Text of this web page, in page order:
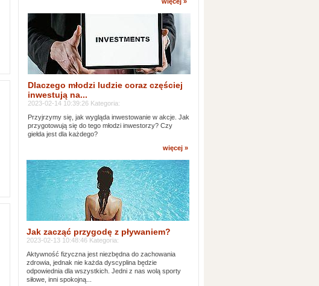
Dlaczego młodzi ludzie coraz częściej
inwestują na...
2023-02-14 10:39:26 Kategoria:
Przyjrzymy się, jak wygląda inwestowanie w akcje. Jak
przygotowują się do tego młodzi inwestorzy? Czy
giełda jest dla każdego?
więcej »
Jak zacząć przygodę z pływaniem?
2023-02-13 10:48:46 Kategoria:
Aktywność fizyczna jest niezbędna do zachowania
zdrowia, jednak nie każda dyscyplina będzie
odpowiednia dla wszystkich. Jedni z nas wolą sporty
siłowe, inni spokojną...